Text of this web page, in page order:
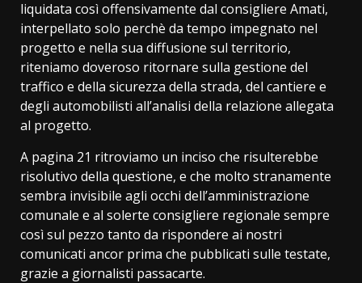
liquidata così offensivamente dal consigliere Amati,
interpellato solo perchè da tempo impegnato nel
progetto e nella sua diffusione sul territorio,
riteniamo doveroso ritornare sulla gestione del
traffico e della sicurezza della strada, del cantiere e
degli automobilisti all’analisi della relazione allegata
al progetto.
A pagina 21 ritroviamo un inciso che risulterebbe
risolutivo della questione, e che molto stranamente
sembra invisibile agli occhi dell’amministrazione
comunale e al solerte consigliere regionale sempre
così sul pezzo tanto da rispondere ai nostri
comunicati ancor prima che pubblicati sulle testate,
grazie a giornalisti passacarte.